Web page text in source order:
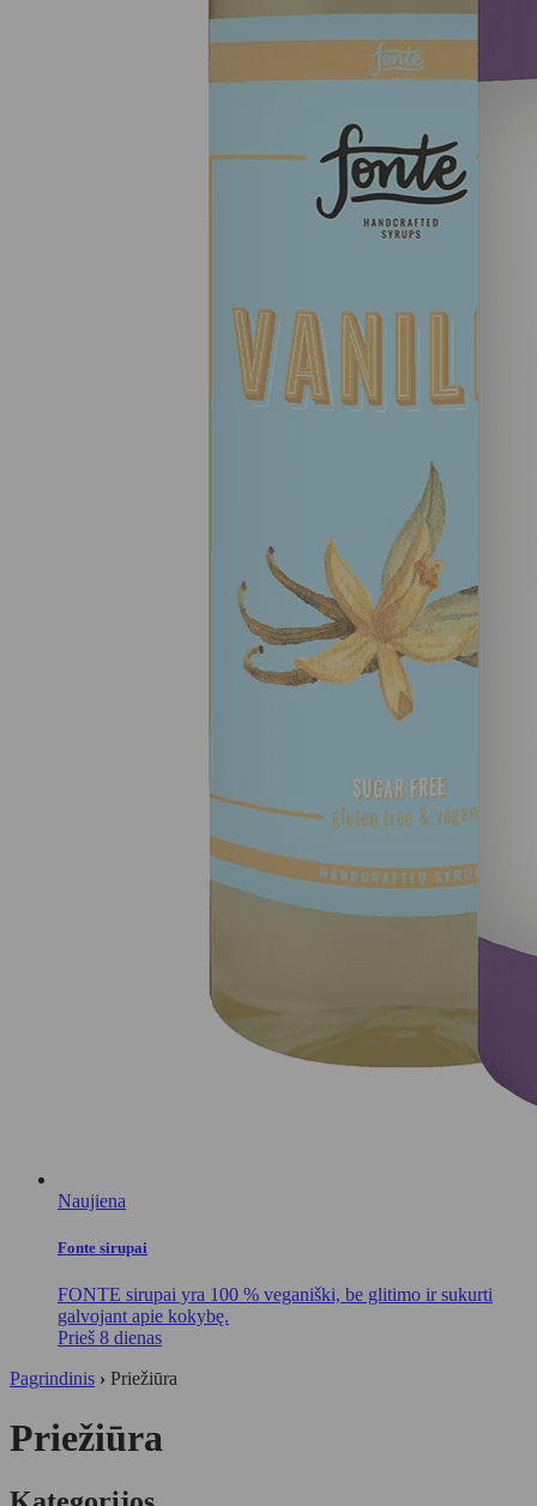
Naujiena
Fonte sirupai
FONTE sirupai yra 100 % veganiški, be glitimo ir sukurti
galvojant apie kokybę.
Prieš 8 dienas
Pagrindinis › Priežiūra
Priežiūra